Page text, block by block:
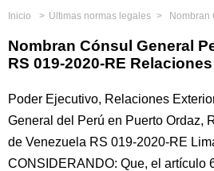
Inicio Últimas normas legales Nombran Cónsul
Nombran Cónsul General
RS 019-2020-RE
Poder Ejecutivo, Relaciones
General del Perú en Puerto Ordaz,
de Venezuela RS 019-2020-RE
CONSIDERANDO: Que, el artículo